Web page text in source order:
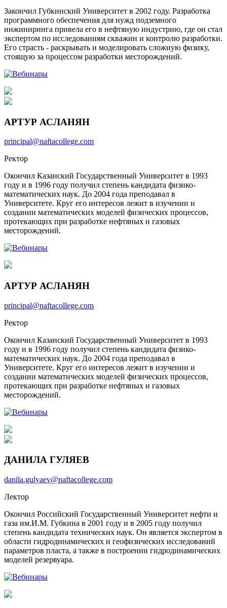
Закончил Губкинский Университет в 2002 году. Разработка
программного обеспечения для нужд подземного
инжиниринга привела его в нефтяную индустрию, где он стал
экспертом по исследованиям скважин и контролю разработки.
Его страсть - раскрывать и моделировать сложную физику,
стоящую за процессом разработки месторождений.
АРТУР АСЛАНЯН
principal@naftacollege.com
Ректор
Окончил Казанский Государственный Университет в 1993
году и в 1996 году получил степень кандидата физико-
математических наук. До 2004 года преподавал в
Университете. Круг его интересов лежит в изучении и
создании математических моделей физических процессов,
протекающих при разработке нефтяных и газовых
месторождений.
АРТУР АСЛАНЯН
principal@naftacollege.com
Ректор
Окончил Казанский Государственный Университет в 1993
году и в 1996 году получил степень кандидата физико-
математических наук. До 2004 года преподавал в
Университете. Круг его интересов лежит в изучении и
создании математических моделей физических процессов,
протекающих при разработке нефтяных и газовых
месторождений.
ДАНИЛА ГУЛЯЕВ
danila.gulyaev@naftacollege.com
Лектор
Окончил Российский Государственный Университет нефти и
газа им.И.М. Губкина в 2001 году и в 2005 году получил
степень кандидата технических наук. Он является экспертом в
области гидродинамических и геофизических исследований
параметров пласта, а также в построении гидродинамических
моделей резервуара.